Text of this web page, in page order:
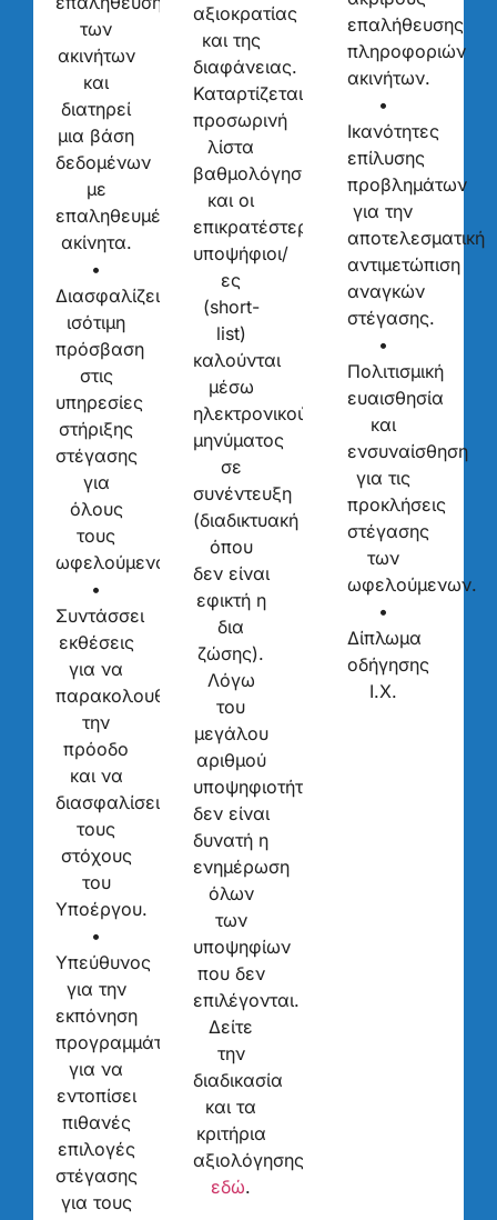
των
ακινήτων
και
διατηρεί
μια βάση
δεδομένων
με
επαληθευμένα
ακίνητα.
•
Διασφαλίζει
ισότιμη
πρόσβαση
στις
υπηρεσίες
στήριξης
στέγασης
για
όλους
τους
ωφελούμενους.
•
Συντάσσει
εκθέσεις
για να
παρακολουθεί
την
πρόοδο
και να
διασφαλίσει
τους
στόχους
του
Υποέργου.
•
Υπεύθυνος
για την
εκπόνηση
προγραμμάτων,
για να
εντοπίσει
πιθανές
επιλογές
στέγασης
για τους
αξιοκρατίας
και της
διαφάνειας.
Καταρτίζεται
προσωρινή
λίστα
βαθμολόγησης
και οι
επικρατέστεροι
υποψήφιοι/
ες
(short-
list)
καλούνται
μέσω
ηλεκτρονικού
μηνύματος
σε
συνέντευξη
(διαδικτυακή
όπου
δεν είναι
εφικτή η
δια
ζώσης).
Λόγω
του
μεγάλου
αριθμού
υποψηφιοτήτων
δεν είναι
δυνατή η
ενημέρωση
όλων
των
υποψηφίων
που δεν
επιλέγονται.
Δείτε
την
διαδικασία
και τα
κριτήρια
αξιολόγησης
εδώ.
επαλήθευσης
πληροφοριών
ακινήτων.
•
Ικανότητες
επίλυσης
προβλημάτων
για την
αποτελεσματική
αντιμετώπιση
αναγκών
στέγασης.
•
Πολιτισμική
ευαισθησία
και
ενσυναίσθηση
για τις
προκλήσεις
στέγασης
των
ωφελούμενων.
•
Δίπλωμα
οδήγησης
Ι.Χ.